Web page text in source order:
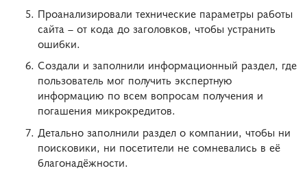
Проанализировали технические параметры работы
сайта – от кода до заголовков, чтобы устранить
ошибки.
Создали и заполнили информационный раздел, где
пользователь мог получить экспертную
информацию по всем вопросам получения и
погашения микрокредитов.
Детально заполнили раздел о компании, чтобы ни
поисковики, ни посетители не сомневались в её
благонадёжности.